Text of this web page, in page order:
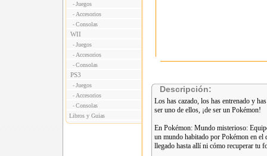
- Juegos
- Accesorios
- Consolas
WII
- Juegos
- Accesorios
- Consolas
PS3
- Juegos
- Accesorios
- Consolas
Libros y Guias
Descripción:
Los has cazado, los has entrenado y
ser uno de ellos, ¡de ser un Pokémon!
En Pokémon: Mundo misterioso:
un mundo habitado por Pokémon en el
llegado hasta allí ni cómo recuperar tu